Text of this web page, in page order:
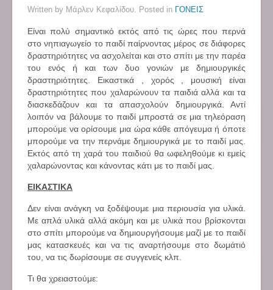
Written by Μάρλεν Κεφαλίδου. Posted in ΓΟΝΕΙΣ
Είναι πολύ σημαντικό εκτός από τις ώρες που περνά
στο νηπιαγωγείο το παιδί παίρνοντας μέρος σε διάφορες
δραστηριότητες να ασχολείται και στο σπίτι με την παρέα
του ενός ή και των δυο γονιών με δημιουργικές
δραστηριότητες. Εικαστικά , χορός , μουσική είναι
δραστηριότητες που χαλαρώνουν τα παιδιά αλλά και τα
διασκεδάζουν και τα απασχολούν δημιουργικά. Αντί
λοιπόν να βάλουμε το παιδί μπροστά σε μια τηλεόραση
μπορούμε να ορίσουμε μια ώρα κάθε απόγευμα ή όποτε
μπορούμε να την περνάμε δημιουργικά με το παιδί μας.
Εκτός από τη χαρά του παιδιού θα ωφεληθούμε κι εμείς
χαλαρώνοντας και κάνοντας κάτι με το παιδί μας.
ΕΙΚΑΣΤΙΚΑ
Δεν είναι ανάγκη να ξοδέψουμε μια περιουσία για υλικά.
Με απλά υλικά αλλά ακόμη και με υλικά που βρίσκονται
στο σπίτι μπορούμε να δημιουργήσουμε μαζί με το παιδί
μας κατασκευές και να τις αναρτήσουμε στο δωμάτιό
του, να τις δωρίσουμε σε συγγενείς κλπ.
Τι θα χρειαστούμε: